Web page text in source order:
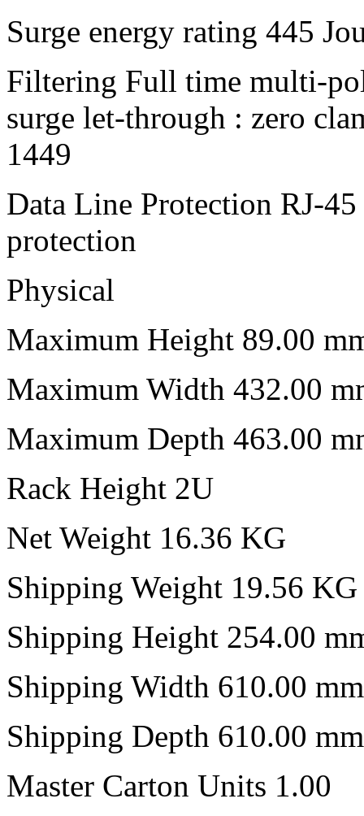
Surge energy rating 445
Filtering Full time multi-
surge let-through : zero
1449
Data Line Protection RJ-
protection
Physical
Maximum Height 89.00
Maximum Width 432.00
Maximum Depth 463.00
Rack Height 2U
Net Weight 16.36 KG
Shipping Weight 19.56 KG
Shipping Height 254.00
Shipping Width 610.00 mm
Shipping Depth 610.00 mm
Master Carton Units 1.00